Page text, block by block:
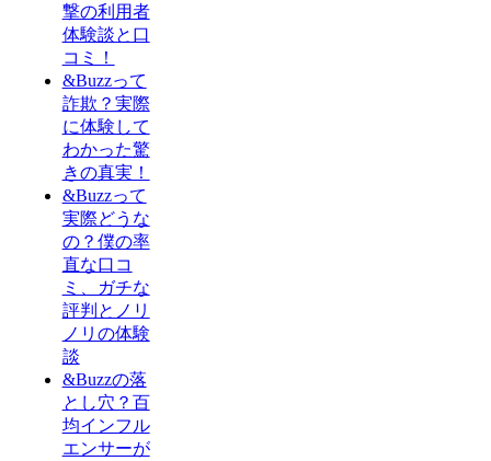
撃の利用者
体験談と口
コミ！
&Buzzって
詐欺？実際
に体験して
わかった驚
きの真実！
&Buzzって
実際どうな
の？僕の率
直な口コ
ミ、ガチな
評判とノリ
ノリの体験
談
&Buzzの落
とし穴？百
均インフル
エンサーが